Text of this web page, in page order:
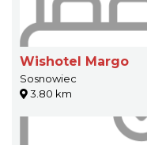
Wishotel Margo
Sosnowiec
3.80 km